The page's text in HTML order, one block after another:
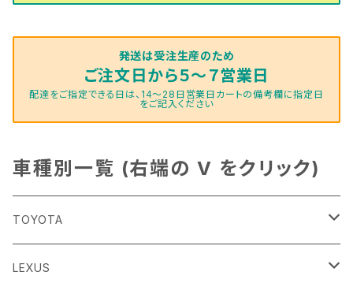
発送は受注生産のため
ご注文日から５～７営業日
配達をご指定できる日は、14～28日営業日カートの備考欄に指定日
をご記入ください
車種別一覧 (右端の V をクリック)
TOYOTA
86
LEXUS